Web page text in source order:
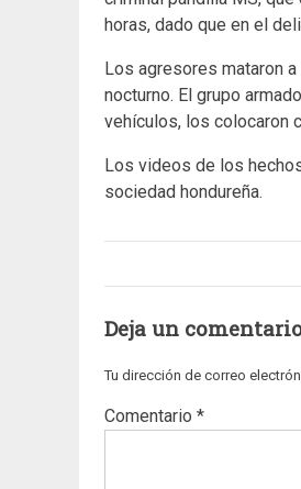
horas, dado que en el
Los agresores mataron
nocturno. El grupo
vehículos, los colocaron
Los videos de los
sociedad hondureña.
Deja un
Tu dirección de correo
Comentario *